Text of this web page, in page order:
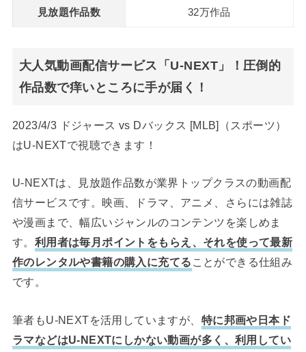
見放題作品数 32万作品
大人気動画配信サービス「U-NEXT」！圧倒的
作品数で痒いところに手が届く！
2023/4/3 ドジャース vs Dバックス [MLB]（スポーツ）
はU-NEXTで視聴できます！
U-NEXTは、見放題作品数が業界トップクラスの動画配
信サービスです。映画、ドラマ、アニメ、さらには雑誌
や漫画まで、幅広いジャンルのコンテンツを楽しめま
す。 利用者は毎月ポイントをもらえ、それを使って最新
作のレンタルや書籍の購入に充てる ことができる仕組み
です。
筆者もU-NEXTを活用していますが、 特に邦画や日本ド
ラマなどはU-NEXTにしかない動画が多く、利用してい